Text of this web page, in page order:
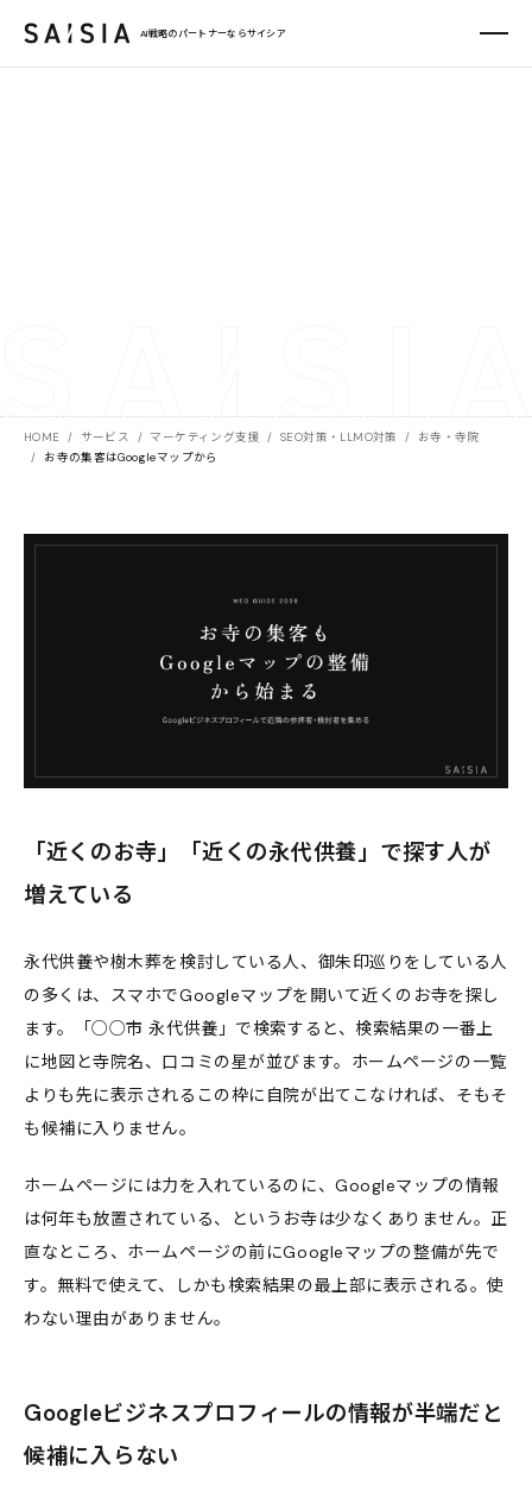
AI戦略のパートナーならサイシア
HOME / サービス / マーケティング支援 / SEO対策・LLMO対策 /
お寺・寺院
/
お寺の集客はGoogleマップから
「近くのお寺」「近くの永代供養」で探す人が
増えている
永代供養や樹木葬を検討している人、御朱印巡りをしている人
の多くは、スマホでGoogleマップを開いて近くのお寺を探し
ます。「○○市 永代供養」で検索すると、検索結果の一番上
に地図と寺院名、口コミの星が並びます。ホームページの一覧
よりも先に表示されるこの枠に自院が出てこなければ、そもそ
も候補に入りません。
ホームページには力を入れているのに、Googleマップの情報
は何年も放置されている、というお寺は少なくありません。正
直なところ、ホームページの前にGoogleマップの整備が先で
す。無料で使えて、しかも検索結果の最上部に表示される。使
わない理由がありません。
Googleビジネスプロフィールの情報が半端だと
候補に入らない